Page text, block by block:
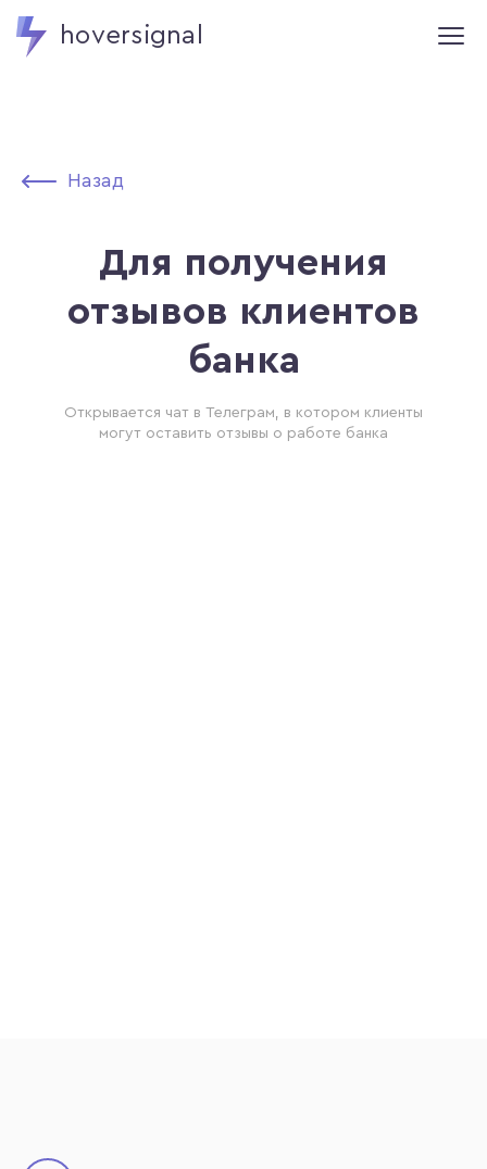
hoversignal
Назад
Для получения
отзывов клиентов
банка
Открывается чат в Телеграм, в котором клиенты
могут оставить отзывы о работе банка